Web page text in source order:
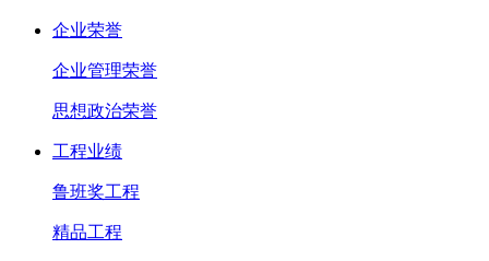
企业荣誉
企业管理荣誉
思想政治荣誉
工程业绩
鲁班奖工程
精品工程